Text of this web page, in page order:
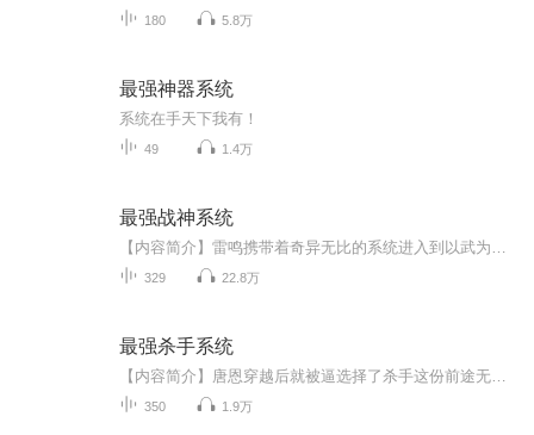
180 5.8万
最强神器系统
系统在手天下我有！
49 1.4万
最强战神系统
329 22.8万
最强杀手系统
350 1.9万